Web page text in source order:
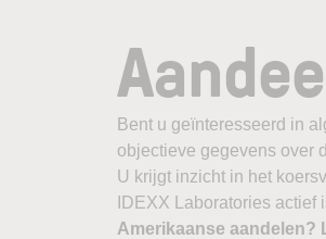
Bent u geïnteresseerd in
objectieve gegevens over
U krijgt inzicht in het
IDEXX Laboratories actief
Amerikaanse aandelen?